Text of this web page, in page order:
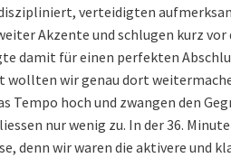
verteidigten
Akzente und schlugen kurz
damit für einen perfekten
wir genau dort
Tempo hoch und zwangen den
nur wenig zu. In der 36.
denn wir waren die aktivere und